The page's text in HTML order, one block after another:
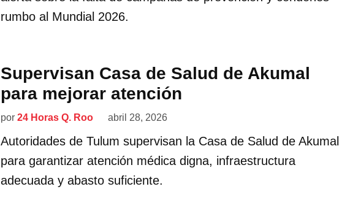
rumbo al Mundial 2026.
Supervisan Casa de Salud de Akumal
para mejorar atención
por 24 Horas Q. Roo abril 28, 2026
Autoridades de Tulum supervisan la Casa de Salud de Akumal
para garantizar atención médica digna, infraestructura
adecuada y abasto suficiente.